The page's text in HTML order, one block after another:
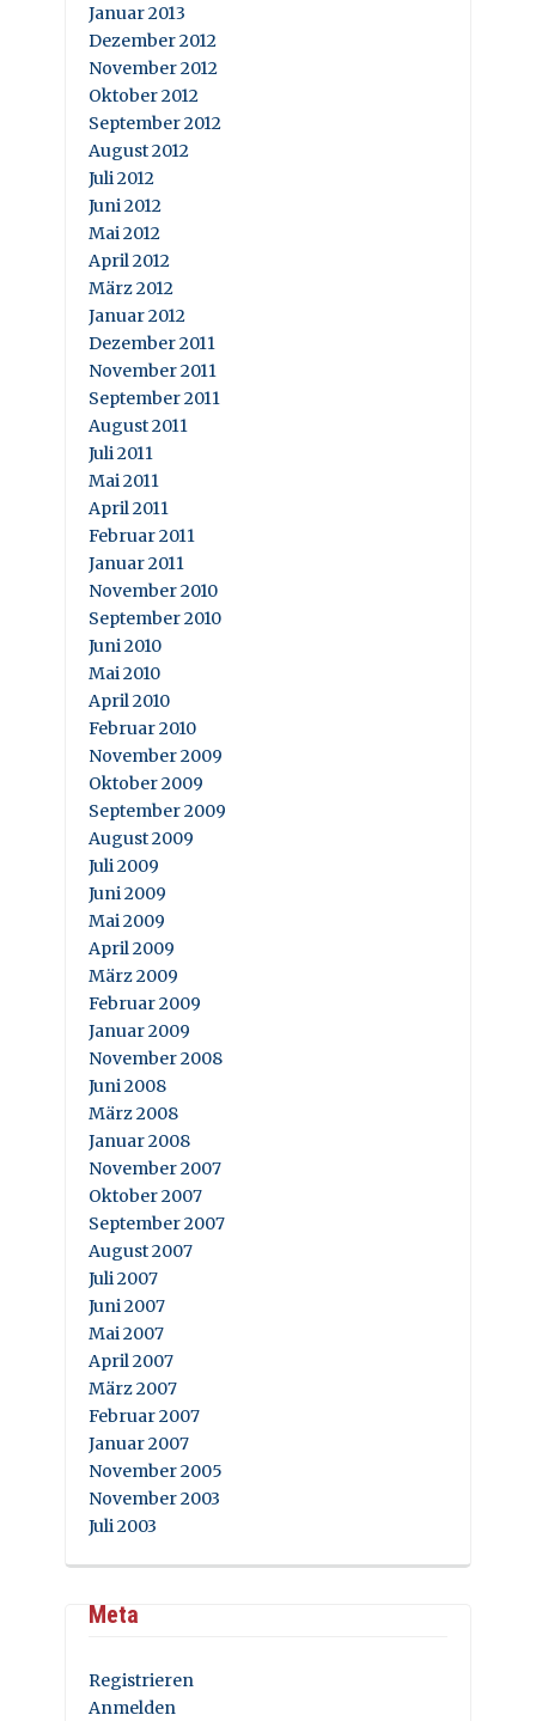
Januar 2013
Dezember 2012
November 2012
Oktober 2012
September 2012
August 2012
Juli 2012
Juni 2012
Mai 2012
April 2012
März 2012
Januar 2012
Dezember 2011
November 2011
September 2011
August 2011
Juli 2011
Mai 2011
April 2011
Februar 2011
Januar 2011
November 2010
September 2010
Juni 2010
Mai 2010
April 2010
Februar 2010
November 2009
Oktober 2009
September 2009
August 2009
Juli 2009
Juni 2009
Mai 2009
April 2009
März 2009
Februar 2009
Januar 2009
November 2008
Juni 2008
März 2008
Januar 2008
November 2007
Oktober 2007
September 2007
August 2007
Juli 2007
Juni 2007
Mai 2007
April 2007
März 2007
Februar 2007
Januar 2007
November 2005
November 2003
Juli 2003
Meta
Registrieren
Anmelden